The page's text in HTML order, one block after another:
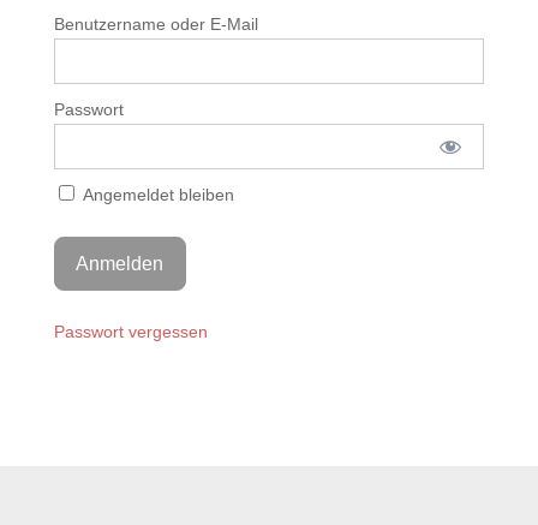
Benutzername oder E-Mail
Passwort
Angemeldet bleiben
Passwort vergessen